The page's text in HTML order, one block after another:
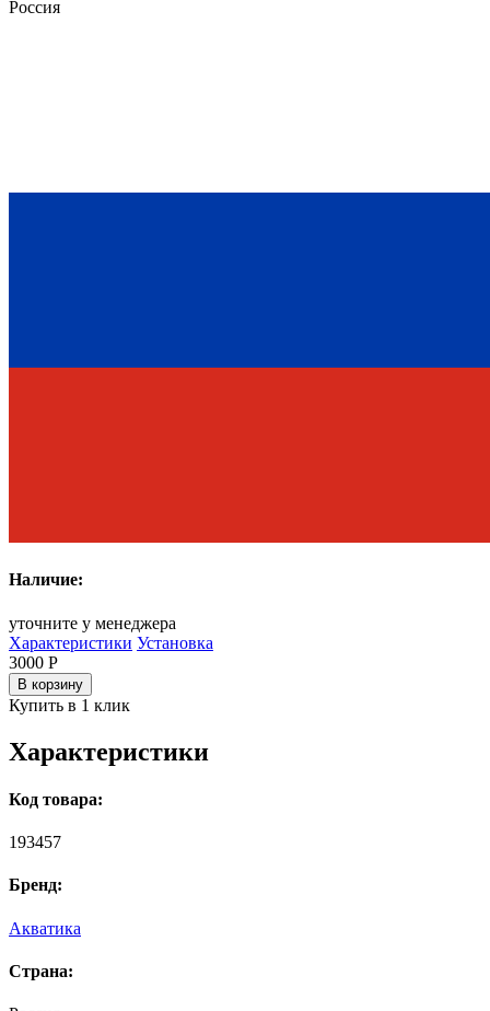
Россия
Наличие:
уточните у менеджера
Характеристики Установка
3000 Р
В корзину
Купить в 1 клик
Характеристики
Код товара:
193457
Бренд:
Акватика
Страна: